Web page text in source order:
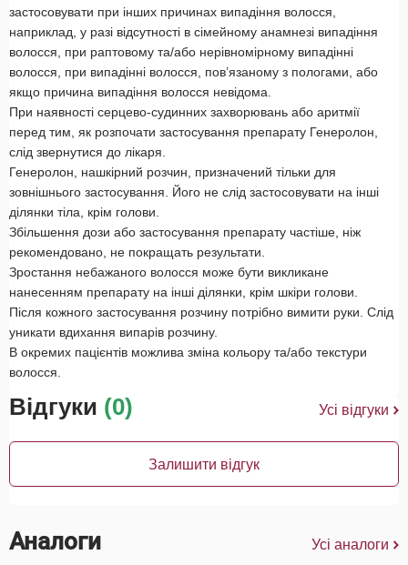
застосовувати при інших причинах випадіння волосся,
наприклад, у разі відсутності в сімейному анамнезі випадіння
волосся, при раптовому та/або нерівномірному випадінні
волосся, при випадінні волосся, пов’язаному з пологами, або
якщо причина випадіння волосся невідома.
При наявності серцево-судинних захворювань або аритмії
перед тим, як розпочати застосування препарату Генеролон,
слід звернутися до лікаря.
Генеролон, нашкірний розчин, призначений тільки для
зовнішнього застосування. Його не слід застосовувати на інші
ділянки тіла, крім голови.
Збільшення дози або застосування препарату частіше, ніж
рекомендовано, не покращать результати.
Зростання небажаного волосся може бути викликане
нанесенням препарату на інші ділянки, крім шкіри голови.
Після кожного застосування розчину потрібно вимити руки. Слід
уникати вдихання випарів розчину.
В окремих пацієнтів можлива зміна кольору та/або текстури
волосся.
Відгуки (0) Усі відгуки
Залишити відгук
Аналоги Усі аналоги